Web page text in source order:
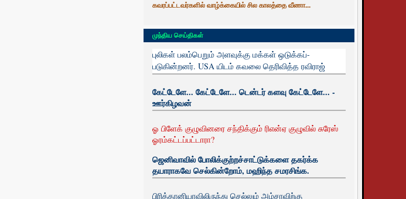
கவரப்பட்டவர்களில் வாழ்க்கையில் சில காலத்தை வீணா...
முந்திய செய்திகள்
புலிகள் பலம்பெறும் அளவுக்கு மக்கள் ஒடுக்கப்-
படுகின்றனர். USA யிடம் கவலை தெரிவித்த ரவிராஜ்
கேட்டேளே... கேட்டேளே... டென்டர் களவு கேட்டேளே... -
ஊர்கிழவன்
ஓ பிளேக் குழுவினரை சந்திக்கும் ரிஎன்ஏ குழுவில் சுரேஸ்
ஓரம்கட்டப்பட்டாரா?
ஜெனிவாவில் போலிக்குற்றச்சாட்டுக்களை தகர்க்க
தயாராகவே செல்கின்றோம், மஹிந்த சமரசிங்க.
பிரித்தானியாவிலிருந்து செல்லும் அம்சாவிற்கு